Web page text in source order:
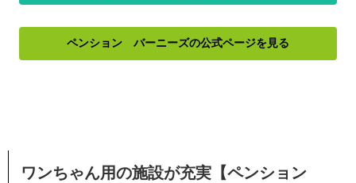
ペンション バーニーズの公式ページを見る
ワンちゃん用の施設が充実【ペンション